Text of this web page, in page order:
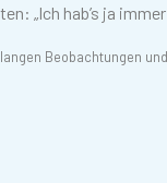
„Ich hab’s ja
Beobachtungen